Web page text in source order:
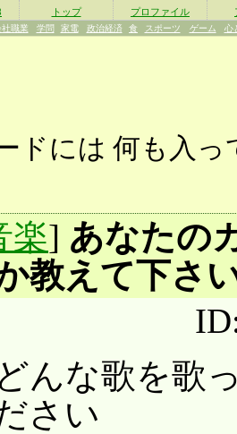
トップ プロファイル
社職業 学問 家電 政治経済 食 スポーツ ゲーム 心
ドには 何も入っ
楽] あなたの
教えて下さ
んな歌を歌
さい